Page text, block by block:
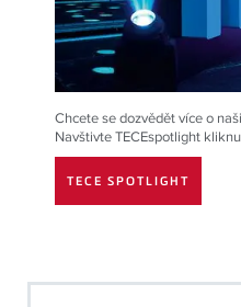
Chcete se dozvědět více o
Navštivte TECEspotlight
TECE SPOTLIGHT